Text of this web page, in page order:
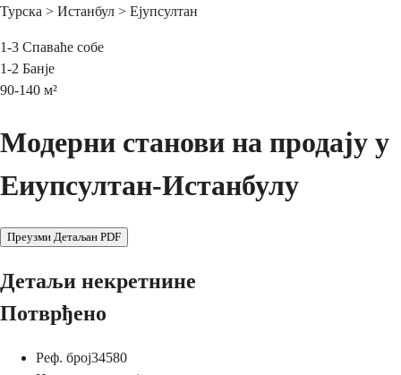
Турска > Истанбул > Ејупсултан
1-3 Спаваће собе
1-2 Банје
90-140 м²
Модерни станови на продају у
Еиупсултан-Истанбулу
Преузми Детаљан PDF
Детаљи некретнине
Потврђено
Реф. број34580